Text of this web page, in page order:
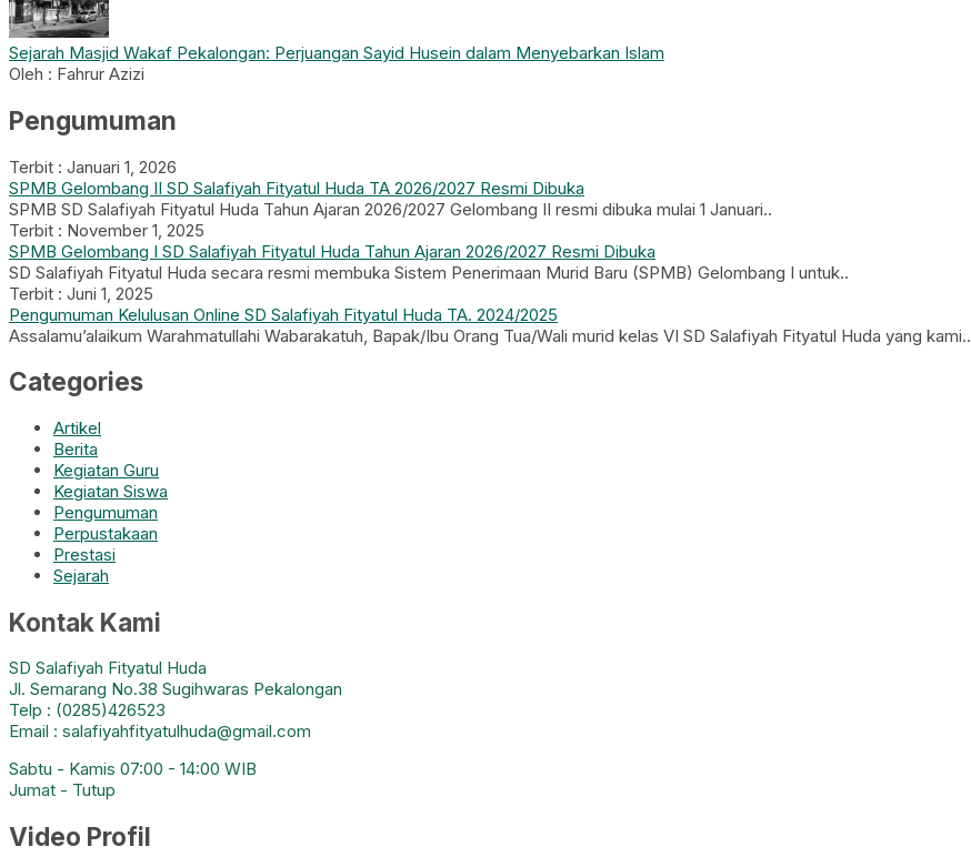
Sejarah Masjid Wakaf Pekalongan: Perjuangan Sayid Husein dalam Menyebarkan Islam
Oleh : Fahrur Azizi
Pengumuman
Terbit : Januari 1, 2026
SPMB Gelombang II SD Salafiyah Fityatul Huda TA 2026/2027 Resmi Dibuka
SPMB SD Salafiyah Fityatul Huda Tahun Ajaran 2026/2027 Gelombang II resmi dibuka mulai 1 Januari..
Terbit : November 1, 2025
SPMB Gelombang I SD Salafiyah Fityatul Huda Tahun Ajaran 2026/2027 Resmi Dibuka
SD Salafiyah Fityatul Huda secara resmi membuka Sistem Penerimaan Murid Baru (SPMB) Gelombang I untuk..
Terbit : Juni 1, 2025
Pengumuman Kelulusan Online SD Salafiyah Fityatul Huda TA. 2024/2025
Assalamu’alaikum Warahmatullahi Wabarakatuh, Bapak/Ibu Orang Tua/Wali murid kelas VI SD Salafiyah Fityatul Huda yang kami..
Categories
Artikel
Berita
Kegiatan Guru
Kegiatan Siswa
Pengumuman
Perpustakaan
Prestasi
Sejarah
Kontak Kami
SD Salafiyah Fityatul Huda
Jl. Semarang No.38 Sugihwaras Pekalongan
Telp : (0285)426523
Email : salafiyahfityatulhuda@gmail.com
Sabtu - Kamis 07:00 - 14:00 WIB
Jumat - Tutup
Video Profil